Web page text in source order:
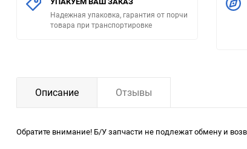
Надежная упаковка, гарантия от порчи
товара при транспортировке
Описание Отзывы
Обратите внимание! Б/У запчасти не подлежат обмену и